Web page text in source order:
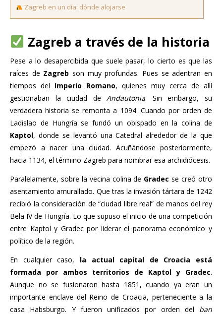
Zagreb en un día: dónde alojarse
Zagreb a través de la historia
Pese a lo desapercibida que suele pasar, lo cierto es que las
raíces de Zagreb son muy profundas. Pues se adentran en
tiempos del Imperio Romano, quienes muy cerca de allí
gestionaban la ciudad deAndautonia. Sin embargo, su
verdadera historia se remonta a 1094. Cuando por orden de
Ladislao de Hungría se fundó un obispado en la colina de
Kaptol, donde se levantó una Catedral alrededor de la que
empezó a nacer una ciudad. Acuñándose posteriormente,
hacia 1134, el término Zagreb para nombrar esa archidiócesis.
Paralelamente, sobre la vecina colina de Gradec se creó otro
asentamiento amurallado. Que tras la invasión tártara de 1242
recibió la consideración de “ciudad libre real” de manos del rey
Bela IV de Hungría. Lo que supuso el inicio de una competición
entre Kaptol y Gradec por liderar el panorama económico y
político de la región.
En cualquier caso, la actual capital de Croacia está
formada por ambos territorios de Kaptol y Gradec.
Aunque no se fusionaron hasta 1851, cuando ya eran un
importante enclave del Reino de Croacia, perteneciente a la
casa Habsburgo. Y fueron unificados por orden del ban